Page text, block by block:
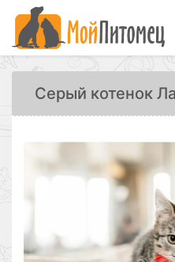
Серый котенок